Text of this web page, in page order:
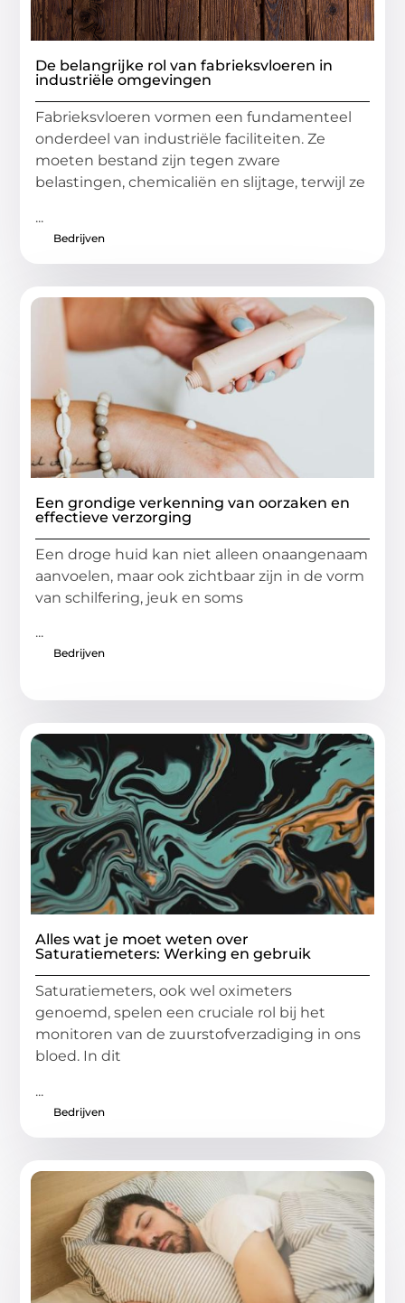
De belangrijke rol van fabrieksvloeren in
industriële omgevingen
Fabrieksvloeren vormen een fundamenteel
onderdeel van industriële faciliteiten. Ze
moeten bestand zijn tegen zware
belastingen, chemicaliën en slijtage, terwijl ze
...
Bedrijven
Een grondige verkenning van oorzaken en
effectieve verzorging
Een droge huid kan niet alleen onaangenaam
aanvoelen, maar ook zichtbaar zijn in de vorm
van schilfering, jeuk en soms
...
Bedrijven
Alles wat je moet weten over
Saturatiemeters: Werking en gebruik
Saturatiemeters, ook wel oximeters
genoemd, spelen een cruciale rol bij het
monitoren van de zuurstofverzadiging in ons
bloed. In dit
...
Bedrijven